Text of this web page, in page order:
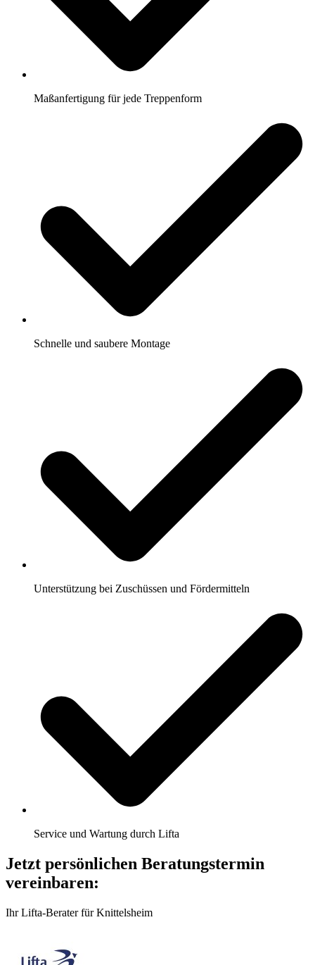
Maßanfertigung für jede Treppenform
Schnelle und saubere Montage
Unterstützung bei Zuschüssen und Fördermitteln
Service und Wartung durch Lifta
Jetzt persönlichen Beratungstermin
vereinbaren:
Ihr Lifta-Berater für Knittelsheim